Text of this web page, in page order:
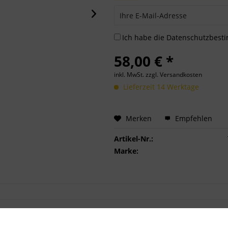
Ich habe die
58,00 € *
inkl. MwSt. zzgl. Versandkosten
Lieferzeit 14 Werktage
Merken Empfehlen
Artikel-Nr.:
Marke: